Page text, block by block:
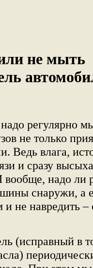
не мыть
регулярно
не только
Ведь влага,
и сразу
вообще, надо ли
снаружи, а
не навредить –
(исправный в